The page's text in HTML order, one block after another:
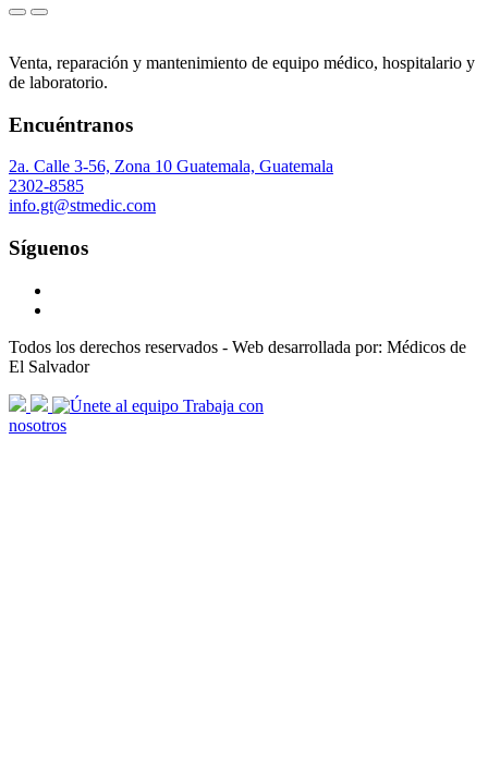
Venta, reparación y mantenimiento de equipo médico, hospitalario y
de laboratorio.
Encuéntranos
2a. Calle 3-56, Zona 10 Guatemala, Guatemala
2302-8585
info.gt@stmedic.com
Síguenos
Todos los derechos reservados - Web desarrollada por: Médicos de
El Salvador
scroll
arrow
Trabaja con
nosotros